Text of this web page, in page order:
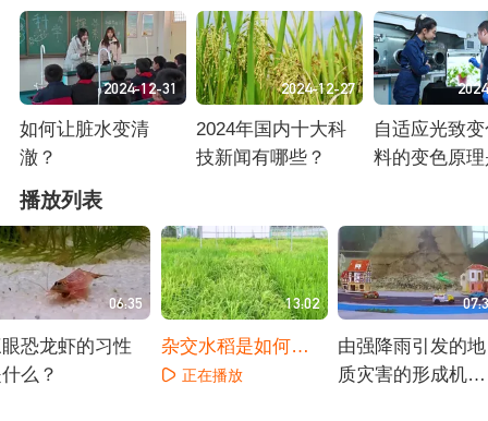
2024-12-31
如何让脏水变清
澈？
正在播放
2024-12-27
2024年国内十大科
技新闻有哪些？
自适应光致
料的变色原
播放列表
06:35
恐龙虾的习性
么？
13:02
杂交水稻是如何培
育出来的？
正在播放
由强降雨引发的地
质灾害的形成机制